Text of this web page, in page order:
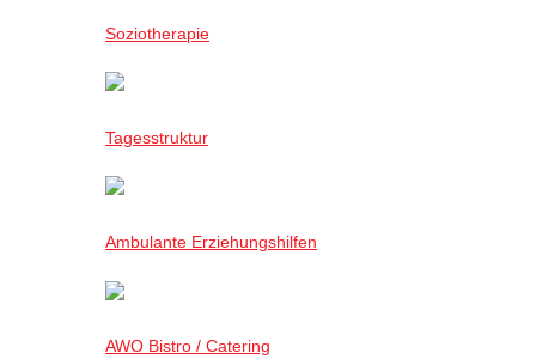
Soziotherapie
Tagesstruktur
Ambulante Erziehungshilfen
AWO Bistro / Catering